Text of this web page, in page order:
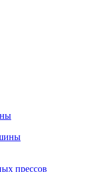
прессов